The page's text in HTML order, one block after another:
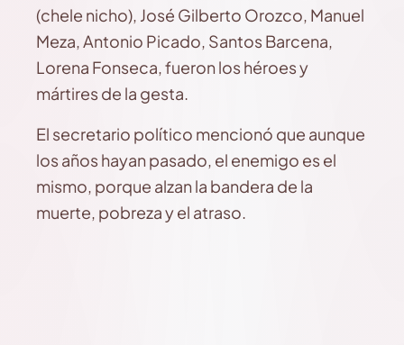
(chele nicho), José Gilberto Orozco, Manuel
Meza, Antonio Picado, Santos Barcena,
Lorena Fonseca, fueron los héroes y
mártires de la gesta.
El secretario político mencionó que aunque
los años hayan pasado, el enemigo es el
mismo, porque alzan la bandera de la
muerte, pobreza y el atraso.